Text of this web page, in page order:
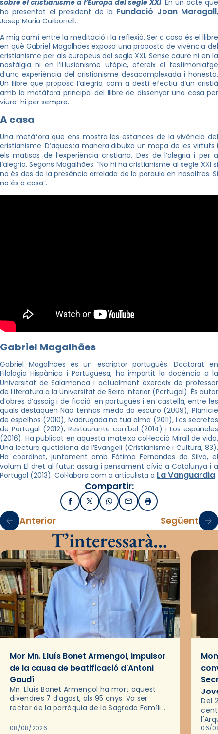
sobre el cristianisme a l’Europa del segle XXI. En un acte que
ha presentat el president de la Fundació Joan Maragall,
Josep Maria Carbonell.
A mig camí entre la meditació i la reflexió, Ser a casa és el llibre
en què Gabriel Magalhães exposa una proposta de vivència del
cristianisme per als europeus del segle XXI. Sense caure ni en la
nostàlgia ni en l’il·lusionisme utòpic, ofereix el testimoniatge
d’una experiència del cristianisme desacomplexada i honesta.
Un llibre que proposa l’alegria com a destí efectiu d’un cristià
amb la metàfora principal del llibre de dissenyar una casa per
viure-hi per sempre.
A casa
Una metàfora que ens mostra les estances de la vivència del
cristianisme. D’aquesta manera dibuixa un mapa de les virtuts i
els matisos de l’experiència cristiana. Des de l’alegria i per a
l’alegria. Segons Magalhães: “No hi ha cristianisme al segle XXI si
no és des de la presència arrelada de la paraula en nosaltres. Si
no és a casa”.
Gabriel Magalhães
Gabriel Magalhães és un escriptor portuguès. Doctorat en
Filologia Hispànica i Portuguesa, ha impartit la docència a la
Universitat de Salamanca i actualment exerceix de professor
de Literatura a la Universitat de Beira Interior (Portugal). És autor
d’obres d’assaig i de ficció, en portuguès i en castellà, entre les
quals destaquen Não tenhas medo do escuro (2009), Planície
de espelhos (2010), Madrugada na tua alma (2011), Los secretos
de Portugal (2012), Restaurante caníbal (2014) i Los españoles
(2016). Ha publicat en aquesta mateixa col·lecció Mirall de vida.
Una lectura quotidiana de l’Evangeli (Cristianisme i Cultura, 83).
Ha coordinat, juntament amb Fátima Fernandes da Silva, el
volum El dret al futur: assaig i pensament cívic a Catalunya i a
Portugal (2013). Col·labora com a articulista a La Vanguardia.
Compartir:
FacebookX / TwitterWhatsApp
EmailImprimir
Anterior Següent
T’interessarà…
Mor Mn. Lluís Bonet Armengol, impulsor
de la causa de beatificació d’Antoni
Gaudí
Mn. Lluís Bonet Armengol ha mort aquest
divendres 7 d’agost, als 95 anys. Va ser
rector de la parròquia de la Sagrada Família
2018,…
08/08/2026
Del
les
06/